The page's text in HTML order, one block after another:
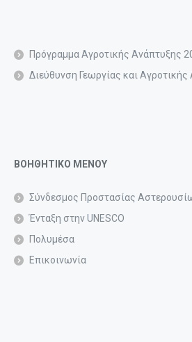
Πρόγραμμα Αγροτικής Ανάπτυξης
Διεύθυνση Γεωργίας και Αγροτικής
ΒΟΗΘΗΤΙΚΟ ΜΕΝΟΥ
Σύνδεσμος Προστασίας
Ένταξη στην UNESCO
Πολυμέσα
Επικοινωνία